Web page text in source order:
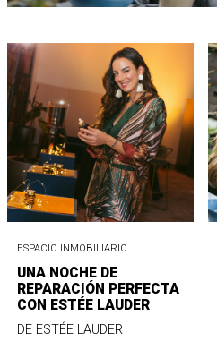
ESPACIO INMOBILIARIO
UNA NOCHE DE
REPARACIÓN PERFECTA
CON ESTÉE LAUDER
DE ESTÉE LAUDER